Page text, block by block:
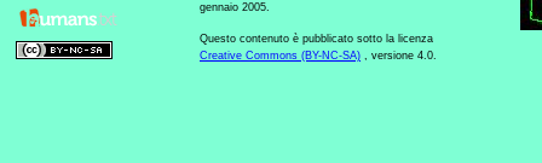
gennaio 2005.
Questo contenuto è pubblicato sotto la licenza
Creative Commons (BY-NC-SA) , versione 4.0.